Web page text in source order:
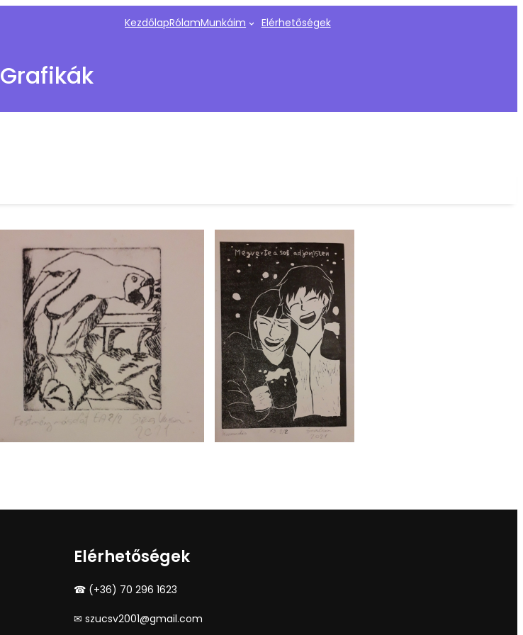
KezdőlapRólamMunkáim Elérhetőségek
Grafikák
Elérhetőségek
☎ (+36) 70 296 1623
✉ szucsv2001@gmail.com